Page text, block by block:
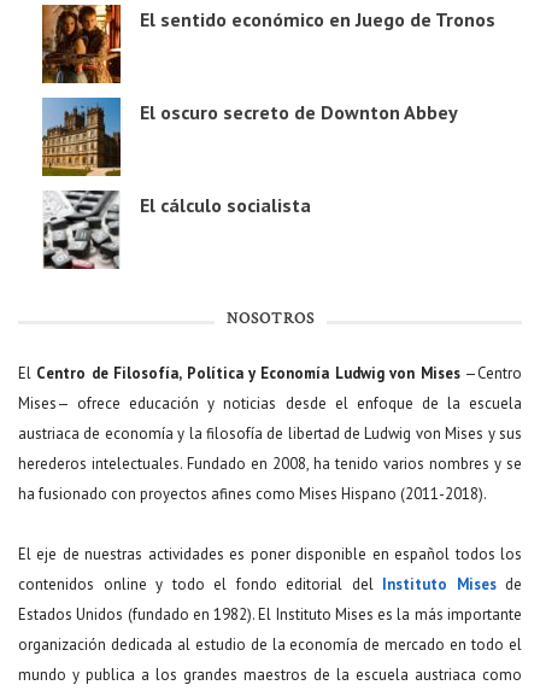
El sentido económico en Juego de Tronos
El oscuro secreto de Downton Abbey
El cálculo socialista
NOSOTROS
El Centro de Filosofía, Política y Economía Ludwig von Mises—Centro
Mises— ofrece educación y noticias desde el enfoque de la escuela
austriaca de economía y la filosofía de libertad de Ludwig von Mises y sus
herederos intelectuales. Fundado en 2008, ha tenido varios nombres y se
ha fusionado con proyectos afines como Mises Hispano (2011-2018).
El eje de nuestras actividades es poner disponible en español todos los
contenidos online y todo el fondo editorial del Instituto Misesde
Estados Unidos (fundado en 1982). El Instituto Mises es la más importante
organización dedicada al estudio de la economía de mercado en todo el
mundo y publica a los grandes maestros de la escuela austriaca como